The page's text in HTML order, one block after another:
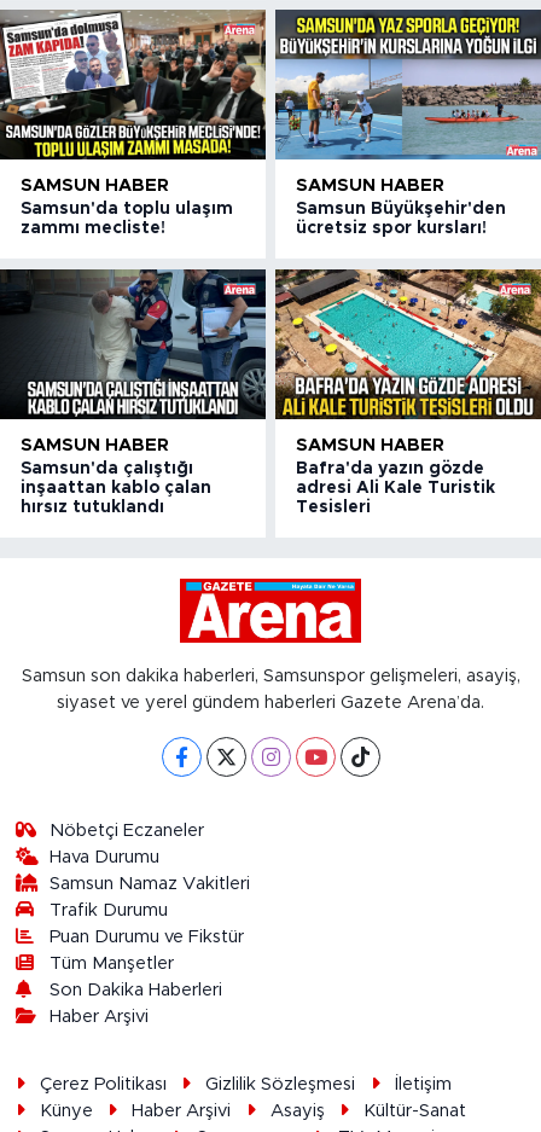
SAMSUN HABER
Samsun'da toplu ulaşım
zammı mecliste!
SAMSUN HABER
Samsun Büyükşehir'den
ücretsiz spor kursları!
SAMSUN HABER
Samsun'da çalıştığı
inşaattan kablo çalan
hırsız tutuklandı
SAMSUN HABER
Bafra'da yazın gözde
adresi Ali Kale Turistik
Tesisleri
Samsun son dakika haberleri, Samsunspor gelişmeleri, asayiş,
siyaset ve yerel gündem haberleri Gazete Arena’da.
Nöbetçi Eczaneler
Hava Durumu
Samsun Namaz Vakitleri
Trafik Durumu
Puan Durumu ve Fikstür
Tüm Manşetler
Son Dakika Haberleri
Haber Arşivi
Çerez Politikası Gizlilik Sözleşmesi
İletişim
Künye
Haber Arşivi Asayiş
Kültür-Sanat